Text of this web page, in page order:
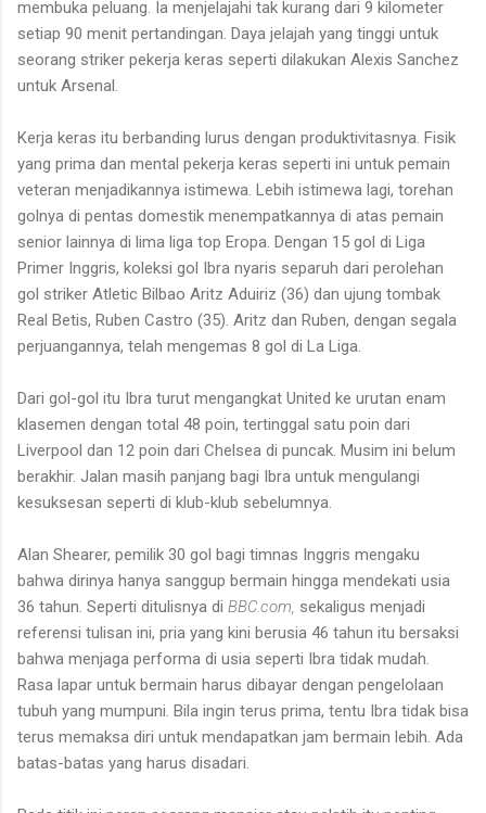
membuka peluang. Ia menjelajahi tak kurang dari 9 kilometer
setiap 90 menit pertandingan. Daya jelajah yang tinggi untuk
seorang striker pekerja keras seperti dilakukan Alexis Sanchez
untuk Arsenal.
Kerja keras itu berbanding lurus dengan produktivitasnya. Fisik
yang prima dan mental pekerja keras seperti ini untuk pemain
veteran menjadikannya istimewa. Lebih istimewa lagi, torehan
golnya di pentas domestik menempatkannya di atas pemain
senior lainnya di lima liga top Eropa. Dengan 15 gol di Liga
Primer Inggris, koleksi gol Ibra nyaris separuh dari perolehan
gol striker Atletic Bilbao Aritz Aduiriz (36) dan ujung tombak
Real Betis, Ruben Castro (35). Aritz dan Ruben, dengan segala
perjuangannya, telah mengemas 8 gol di La Liga.
Dari gol-gol itu Ibra turut mengangkat United ke urutan enam
klasemen dengan total 48 poin, tertinggal satu poin dari
Liverpool dan 12 poin dari Chelsea di puncak. Musim ini belum
berakhir. Jalan masih panjang bagi Ibra untuk mengulangi
kesuksesan seperti di klub-klub sebelumnya.
Alan Shearer, pemilik 30 gol bagi timnas Inggris mengaku
bahwa dirinya hanya sanggup bermain hingga mendekati usia
36 tahun. Seperti ditulisnya di BBC.com, sekaligus menjadi
referensi tulisan ini, pria yang kini berusia 46 tahun itu bersaksi
bahwa menjaga performa di usia seperti Ibra tidak mudah.
Rasa lapar untuk bermain harus dibayar dengan pengelolaan
tubuh yang mumpuni. Bila ingin terus prima, tentu Ibra tidak bisa
terus memaksa diri untuk mendapatkan jam bermain lebih. Ada
batas-batas yang harus disadari.